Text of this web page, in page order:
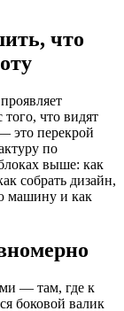
что
того, что видят
это перекрой
по
выше: как
собрать дизайн,
машину и как
— там, где к
боковой валик